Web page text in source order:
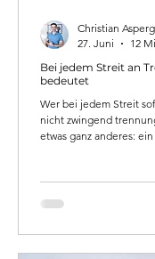
Bei jedem Streit an
bedeutet
Wer bei jedem Streit
nicht zwingend
etwas ganz anderes:
Bezirk in Wien, erklärt,
bedeutet - und wann
Christian
27. Juni
12